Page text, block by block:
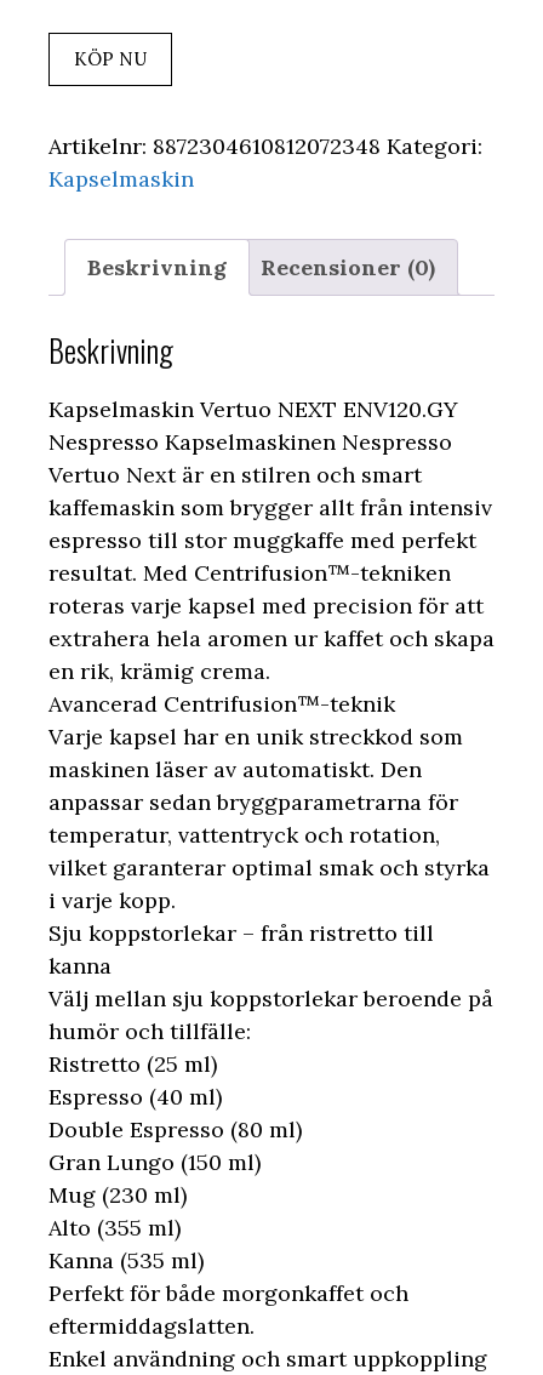
KÖP NU
Artikelnr: 8872304610812072348 Kategori:
Kapselmaskin
Beskrivning Recensioner (0)
Beskrivning
Kapselmaskin Vertuo NEXT ENV120.GY
Nespresso Kapselmaskinen Nespresso
Vertuo Next är en stilren och smart
kaffemaskin som brygger allt från intensiv
espresso till stor muggkaffe med perfekt
resultat. Med Centrifusion™-tekniken
roteras varje kapsel med precision för att
extrahera hela aromen ur kaffet och skapa
en rik, krämig crema.
Avancerad Centrifusion™-teknik
Varje kapsel har en unik streckkod som
maskinen läser av automatiskt. Den
anpassar sedan bryggparametrarna för
temperatur, vattentryck och rotation,
vilket garanterar optimal smak och styrka
i varje kopp.
Sju koppstorlekar – från ristretto till
kanna
Välj mellan sju koppstorlekar beroende på
humör och tillfälle:
Ristretto (25 ml)
Espresso (40 ml)
Double Espresso (80 ml)
Gran Lungo (150 ml)
Mug (230 ml)
Alto (355 ml)
Kanna (535 ml)
Perfekt för både morgonkaffet och
eftermiddagslatten.
Enkel användning och smart uppkoppling